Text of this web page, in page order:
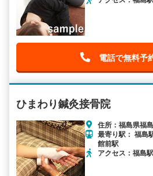
電話で無料予
ひまわり鍼灸接骨院
住所：福島県福
最寄り駅： 福島
館前駅
アクセス：福島